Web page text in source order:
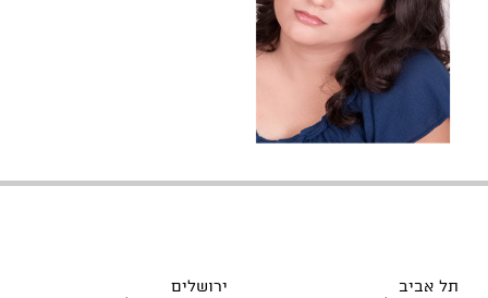
תל אביב
ירושלים